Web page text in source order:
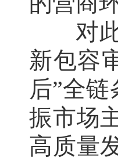
对
新包容
后”全
振市场
高质量